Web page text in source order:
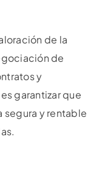
de la
de
y
garantizar que
segura y rentable